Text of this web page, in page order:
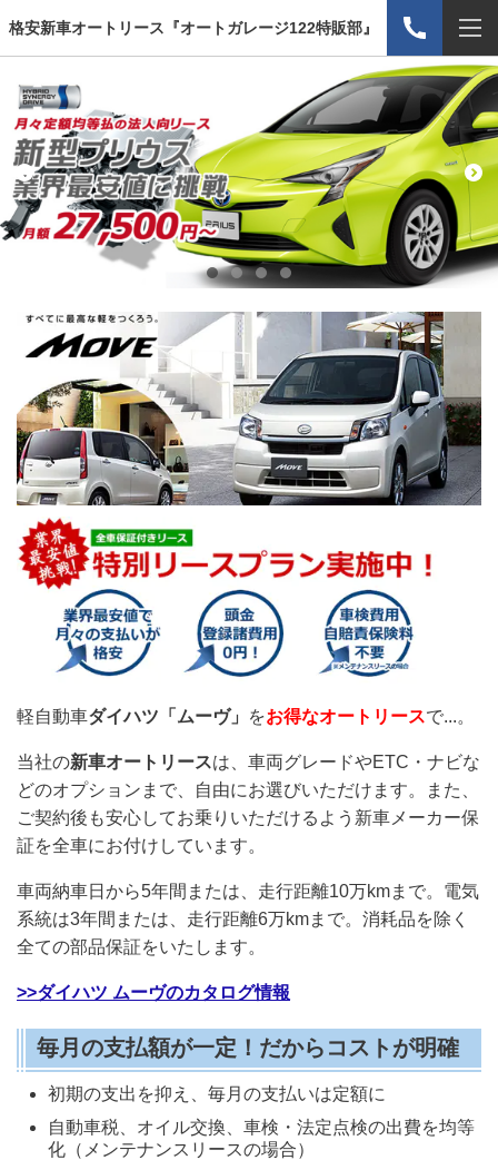
格安新車オートリース『オートガレージ122特販部』
軽自動車ダイハツ「ムーヴ」 をお得なオートリースで...。
当社の新車オートリースは、車両グレードやETC・ナビな
どのオプションまで、自由にお選びいただけます。また、
ご契約後も安心してお乗りいただけるよう新車メーカー保
証を全車にお付けしています。
車両納車日から5年間または、走行距離10万kmまで。電気
系統は3年間または、走行距離6万kmまで。消耗品を除く
全ての部品保証をいたします。
>>ダイハツ ムーヴのカタログ情報
毎月の支払額が一定！だからコストが明確
初期の支出を抑え、毎月の支払いは定額に
自動車税、オイル交換、車検・法定点検の出費を均等
化 （メンテナンスリースの場合）